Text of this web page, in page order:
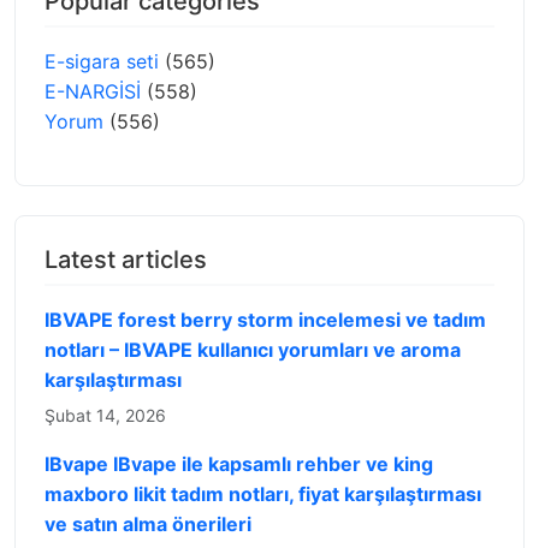
E-sigara seti (565)
E-NARGİSİ (558)
Yorum (556)
Latest articles
IBVAPE forest berry storm incelemesi ve tadım
notları – IBVAPE kullanıcı yorumları ve aroma
karşılaştırması
Şubat 14, 2026
IBvape IBvape ile kapsamlı rehber ve king
maxboro likit tadım notları, fiyat karşılaştırması
ve satın alma önerileri